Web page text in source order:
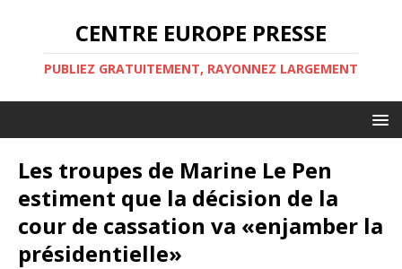
CENTRE EUROPE PRESSE
PUBLIEZ GRATUITEMENT, RAYONNEZ LARGEMENT
Les troupes de Marine Le Pen
estiment que la décision de la
cour de cassation va «enjamber la
présidentielle»